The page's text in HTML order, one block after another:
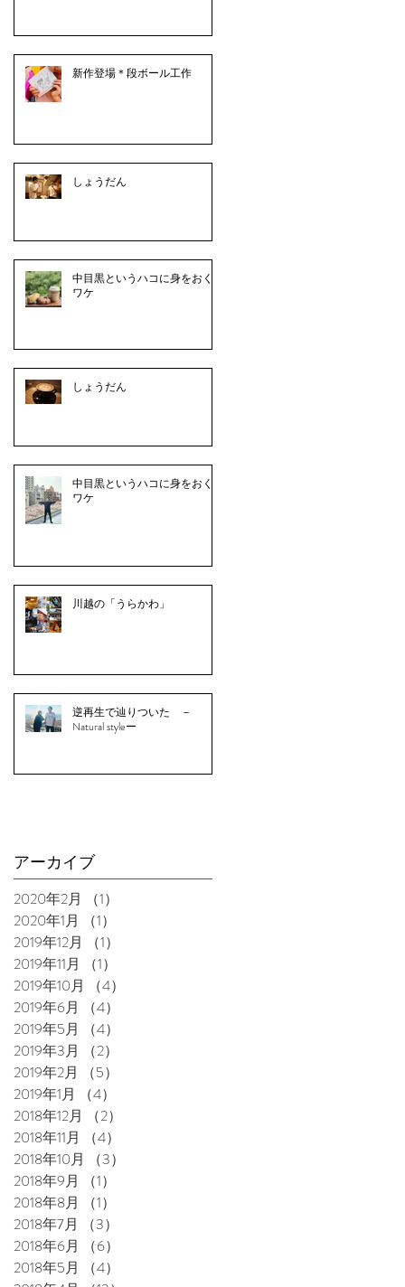
新作登場＊段ボール工作
しょうだん
中目黒というハコに身をおく
ワケ
しょうだん
中目黒というハコに身をおく
ワケ
川越の「うらかわ」
逆再生で辿りついた －
Natural styleー
アーカイブ
2020年2月 （1）
2020年1月
（1）
2019年12月
（1）
2019年11月
（1）
2019年10月
（4）
2019年6月
（4）
2019年5月
（4）
2019年3月
（2）
2019年2月
（5）
2019年1月
（4）
2018年12月
（2）
2018年11月
（4）
2018年10月
（3）
2018年9月
（1）
2018年8月
（1）
2018年7月
（3）
2018年6月
（6）
2018年5月
（4）